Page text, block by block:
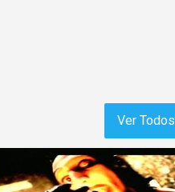
Ver Todos